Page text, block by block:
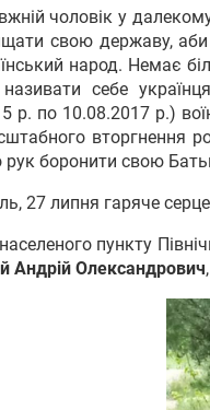
чоловік у
свою державу,
народ. Немає
називати себе
р. по 10.08.2017 р.)
вторгнення
боронити свою
27 липня гаряче
пункту
Андрій Олександрович